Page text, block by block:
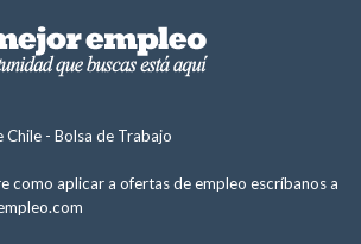
Chile - Bolsa de Trabajo
como aplicar a ofertas de empleo escríbanos a